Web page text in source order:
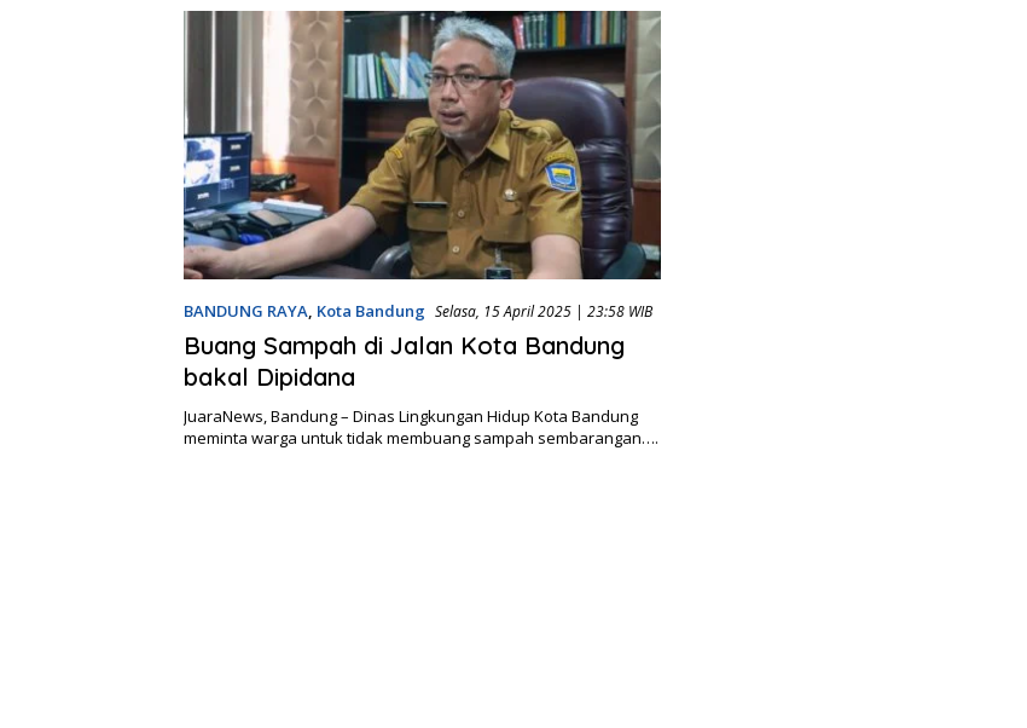
BANDUNG RAYA, Kota Bandung Selasa, 15 April 2025 | 23:58 WIB
Buang Sampah di Jalan Kota Bandung
bakal Dipidana
JuaraNews, Bandung – Dinas Lingkungan Hidup Kota Bandung
meminta warga untuk tidak membuang sampah sembarangan….